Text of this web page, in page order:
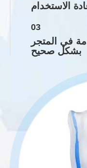
الاستخدام
03
في المتجر
بشكل صحيح